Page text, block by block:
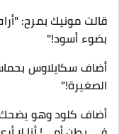
قالت مونيك بمرح:
بضوء أسود!"
أضاف سكايلاوس
الصغيرة!"
أضاف كلود وهو يضحك: